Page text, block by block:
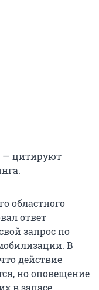
— цитируют
областного
ответ
запрос по
В
действие
но оповещение
в запасе,